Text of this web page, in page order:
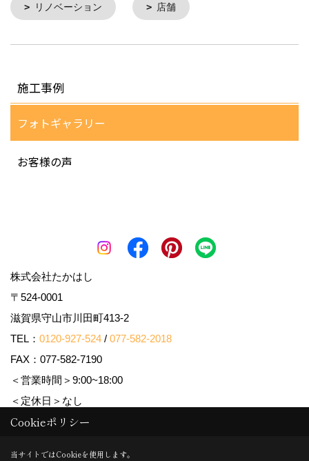
リノベーション 店舗
施工事例
フォトギャラリー
お客様の声
株式会社たかはし
〒524-0001
滋賀県守山市川田町413-2
TEL： 0120-927-524 / 077-582-2018
FAX：077-582-7190
＜営業時間＞9:00~18:00
＜定休日＞なし
Copyright (c) 株式会社たかはし. All Rights Reserved.
Cookieポリシー
当サイトではCookieを使用します。